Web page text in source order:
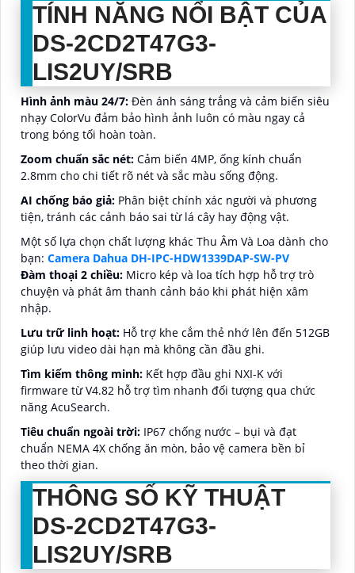
TÍNH NĂNG NỔI BẬT CỦA
DS-2CD2T47G3-
LIS2UY/SRB
Hình ảnh màu 24/7: Đèn ánh sáng trắng và cảm biến siêu
nhạy ColorVu đảm bảo hình ảnh luôn có màu ngay cả
trong bóng tối hoàn toàn.
Zoom chuẩn sắc nét: Cảm biến 4MP, ống kính chuẩn
2.8mm cho chi tiết rõ nét và sắc màu sống động.
AI chống báo giả: Phân biệt chính xác người và phương
tiện, tránh các cảnh báo sai từ lá cây hay động vật.
Một số lựa chọn chất lượng khác Thu Âm Và Loa dành cho
bạn: Camera Dahua DH-IPC-HDW1339DAP-SW-PV
Đàm thoại 2 chiều: Micro kép và loa tích hợp hỗ trợ trò
chuyện và phát âm thanh cảnh báo khi phát hiện xâm
nhập.
Lưu trữ linh hoạt: Hỗ trợ khe cắm thẻ nhớ lên đến 512GB
giúp lưu video dài hạn mà không cần đầu ghi.
Tìm kiếm thông minh: Kết hợp đầu ghi NXI-K với
firmware từ V4.82 hỗ trợ tìm nhanh đối tượng qua chức
năng AcuSearch.
Tiêu chuẩn ngoài trời: IP67 chống nước – bụi và đạt
chuẩn NEMA 4X chống ăn mòn, bảo vệ camera bền bỉ
theo thời gian.
THÔNG SỐ KỸ THUẬT
DS-2CD2T47G3-
LIS2UY/SRB